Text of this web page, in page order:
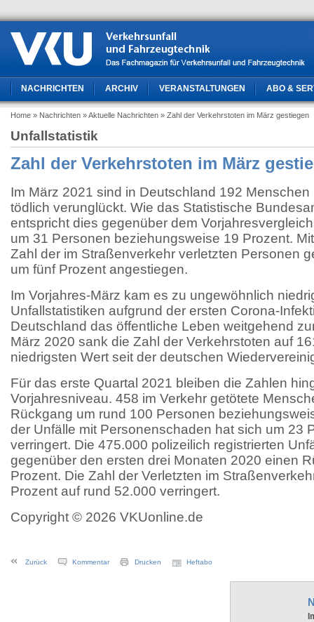
NACHRICHTEN ARCHIV VERANSTALTUNGEN ABO &
Home » Nachrichten » Aktuelle Nachrichten » Zahl der Verkehrstoten im März gestiegen
Unfallstatistik
Zahl der Verkehrstoten im März
Im März 2021 sind in Deutschland 192
tödlich verunglückt. Wie das Statistische
entspricht dies gegenüber dem
um 31 Personen beziehungsweise 19 Prozent.
Zahl der im Straßenverkehr verletzten Personen
um fünf Prozent angestiegen.
Im Vorjahres-März kam es zu ungewöhnlich
Unfallstatistiken aufgrund der ersten Corona-
Deutschland das öffentliche Leben weitgehend
März 2020 sank die Zahl der Verkehrstoten auf
niedrigsten Wert seit der deutschen
Für das erste Quartal 2021 bleiben die Zahlen
Vorjahresniveau. 458 im Verkehr getötete
Rückgang um rund 100 Personen
der Unfälle mit Personenschaden hat sich um 23
verringert. Die 475.000 polizeilich registrierten
gegenüber den ersten drei Monaten 2020 einen
Prozent. Die Zahl der Verletzten im
Prozent auf rund 52.000 verringert.
Copyright © 2026 VKUonline.de
Zurück Kommentar Drucken Heftabo